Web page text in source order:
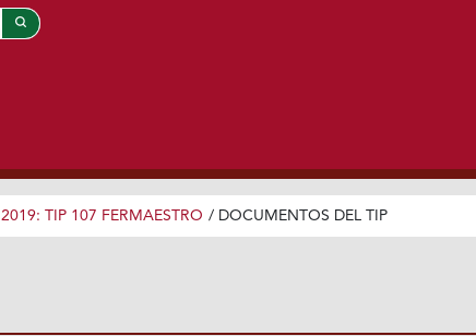
2019: TIP 107 FERMAESTRO / DOCUMENTOS DEL TIP